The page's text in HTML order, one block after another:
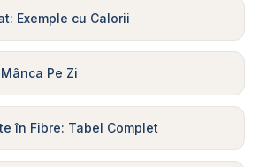
Exemple cu Calorii
Pe Zi
în Fibre: Tabel Complet